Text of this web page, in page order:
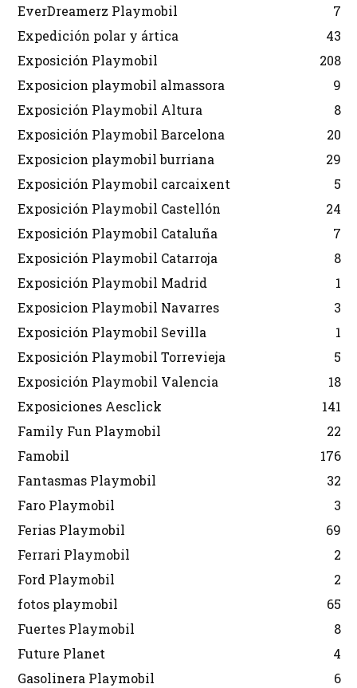
EverDreamerz Playmobil
7
Expedición polar y ártica
43
Exposición Playmobil
208
Exposicion playmobil almassora
9
Exposición Playmobil Altura
8
Exposición Playmobil Barcelona
20
Exposicion playmobil burriana
29
Exposición Playmobil carcaixent
5
Exposición Playmobil Castellón
24
Exposición Playmobil Cataluña
7
Exposición Playmobil Catarroja
8
Exposición Playmobil Madrid
1
Exposicion Playmobil Navarres
3
Exposición Playmobil Sevilla
1
Exposición Playmobil Torrevieja
5
Exposición Playmobil Valencia
18
Exposiciones Aesclick
141
Family Fun Playmobil
22
Famobil
176
Fantasmas Playmobil
32
Faro Playmobil
3
Ferias Playmobil
69
Ferrari Playmobil
2
Ford Playmobil
2
fotos playmobil
65
Fuertes Playmobil
8
Future Planet
4
Gasolinera Playmobil
6